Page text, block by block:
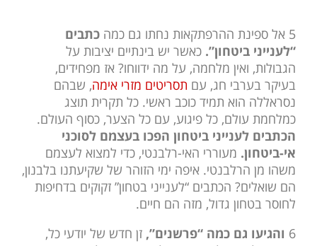
5 אל ספינת ההרפתקאות נחתו גם כמה
כתבים
“לענייני ביטחון”. כאשר יש בינתיים יציבות על
הגבולות, ואין מלחמה, על מה ידווחו? אז מפחידים,
בעיקר בערבי חג, עם תסריטים מזרי אימה, שבהם
נסראללה הוא תמיד כוכב ראשי. כל תקרית תוצג
כמלחמת עולם, כל פיגוע, עם כל הצער, כסוף העולם.
הכתבים לענייני ביטחון הפכו בעצמם לסוכני
אי-ביטחון. מעוררי האי-רלבנטי, כדי למצוא לעצמם
משהו מן הרלבנטי. איפה ימי הזוהר של שקיעתנו בלבנון,
הם שואלים? הכתבים “לענייני בטחון” זקוקים בדחיפות
לחוסר בטחון גדול, מזה הם חיים.
6 והגיעו גם כמה “פרשנים”, זן חדש של יודעי כל,